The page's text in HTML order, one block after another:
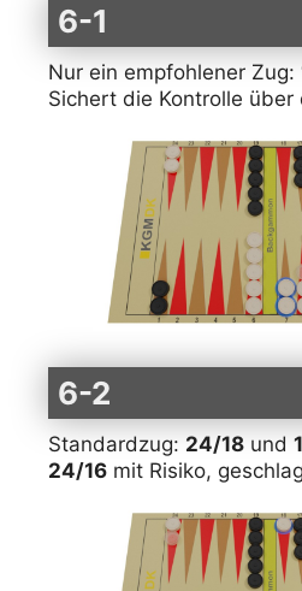
6-1
Nur ein empfohlener Zug:
Sichert die Kontrolle über
6-2
Standardzug: 24/18 und
24/16 mit Risiko,